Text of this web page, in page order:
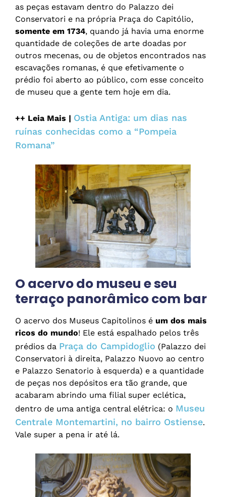
as peças estavam dentro do Palazzo dei
Conservatori e na própria Praça do Capitólio,
somente em 1734, quando já havia uma enorme
quantidade de coleções de arte doadas por
outros mecenas, ou de objetos encontrados nas
escavações romanas, é que efetivamente o
prédio foi aberto ao público, com esse conceito
de museu que a gente tem hoje em dia.
++ Leia Mais | Ostia Antiga: um dias nas
ruínas conhecidas como a “Pompeia
Romana”
O acervo do museu e seu
terraço panorâmico com bar
O acervo dos Museus Capitolinos é um dos mais
ricos do mundo! Ele está espalhado pelos três
prédios da Praça do Campidoglio (Palazzo dei
Conservatori à direita, Palazzo Nuovo ao centro
e Palazzo Senatorio à esquerda) e a quantidade
de peças nos depósitos era tão grande, que
acabaram abrindo uma filial super eclética,
dentro de uma antiga central elétrica: o Museu
Centrale Montemartini, no bairro Ostiense.
Vale super a pena ir até lá.